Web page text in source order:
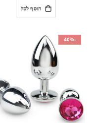
הוסף לסל
-40%